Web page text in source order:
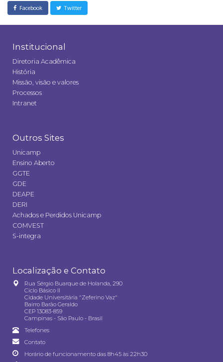
Facebook Twitter
Institucional
Diretoria Acadêmica
História
Missão, visão e valores
Processos
Intranet
Outros Sites
Unicamp
Ensino Aberto
GGTE
GDE
DEAPE
DERI
Achados e Perdidos Unicamp
COMVEST
S-integra
Localização e Contato
Rua Sérgio Buarque de Holanda, 290
Ciclo Básico II
Cidade Universitária "Zeferino Vaz"
Bairro Barão Geraldo
CEP 13083-859
Campinas - São Paulo - Brasil
Telefones
Contato
Horário de funcionamento das 8h45 às 22h30